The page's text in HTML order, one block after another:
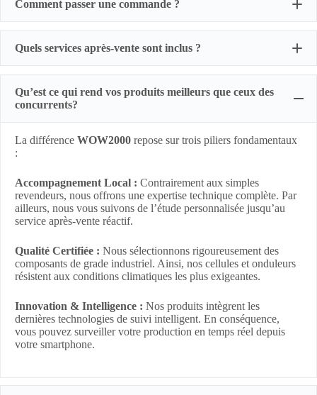
Absolument ! En effet, nous offrons des services OEM et ODM
complets pour répondre à vos attentes. Par ailleurs, cela nous
permet d’adapter précisément les systèmes solaires selon vos
des batteries ou les composants selon vos besoins spécifiques.
En résumé, vous obtenez une solution WOW2000 sur mesure et
parfaitement optimisée.
Comment passer une commande ?
Quels services après-vente sont inclus ?
Qu’est ce qui rend vos produits meilleurs que ceux des
concurrents?
La différence WOW2000 repose sur trois piliers fondamentaux
:
Accompagnement Local : Contrairement aux simples
revendeurs, nous offrons une expertise technique complète. Par
ailleurs, nous vous suivons de l’étude personnalisée jusqu’au
service après-vente réactif.
Qualité Certifiée : Nous sélectionnons rigoureusement des
composants de grade industriel. Ainsi, nos cellules et onduleurs
résistent aux conditions climatiques les plus exigeantes.
Innovation & Intelligence : Nos produits intègrent les
dernières technologies de suivi intelligent. En conséquence,
vous pouvez surveiller votre production en temps réel depuis
votre smartphone.